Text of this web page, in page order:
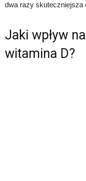
dwa razy skuteczniejsza
Jaki wpływ
witamina D?